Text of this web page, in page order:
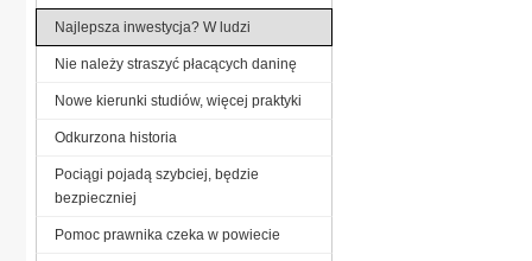
Najlepsza inwestycja? W ludzi
Nie należy straszyć płacących daninę
Nowe kierunki studiów, więcej praktyki
Odkurzona historia
Pociągi pojadą szybciej, będzie
bezpieczniej
Pomoc prawnika czeka w powiecie